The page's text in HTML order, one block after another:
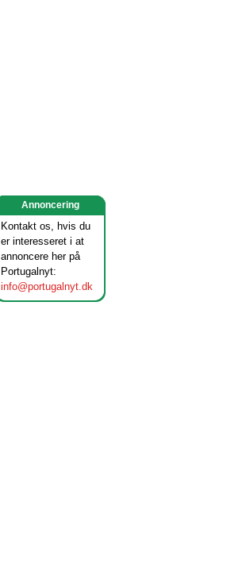
Annoncering
Kontakt os, hvis du
er interesseret i at
annoncere her på
Portugalnyt:
info@portugalnyt.dk